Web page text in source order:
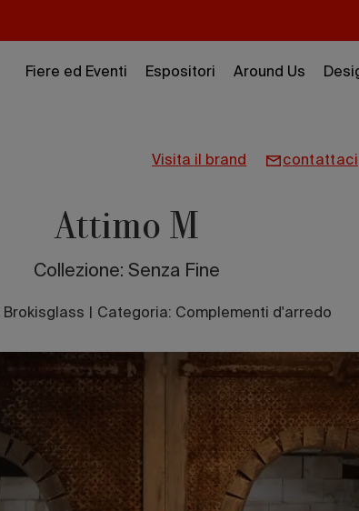
Fiere ed Eventi Espositori Around Us
visita il brand contattaci
Attimo M
Collezione: Senza Fine
Brokisglass Categoria: Complementi d'arredo